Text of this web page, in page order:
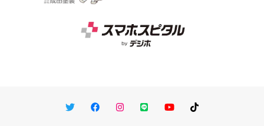
TwitterFacebookInstagram
LINE You TubeTikTok